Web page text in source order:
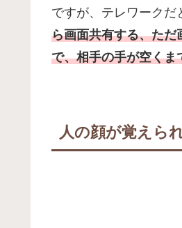
ですが、テレワークだ
ら画面共有する、ただ
で、相手の手が空くま
人の顔が覚えら